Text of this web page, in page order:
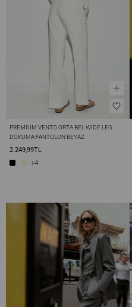
PREMIUM VENTO ORTA BEL WIDE LEG
DOKUMA PANTOLON BEYAZ
2.249,99TL
+4